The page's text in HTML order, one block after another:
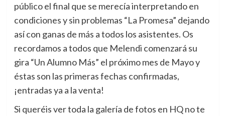
público el final que se merecía interpretando en
condiciones y sin problemas “La Promesa” dejando
así con ganas de más a todos los asistentes. Os
recordamos a todos que Melendi comenzará su
gira “Un Alumno Más” el próximo mes de Mayo y
éstas son las primeras fechas confirmadas,
¡entradas ya a la venta!
Si queréis ver toda la galería de fotos en HQ no te